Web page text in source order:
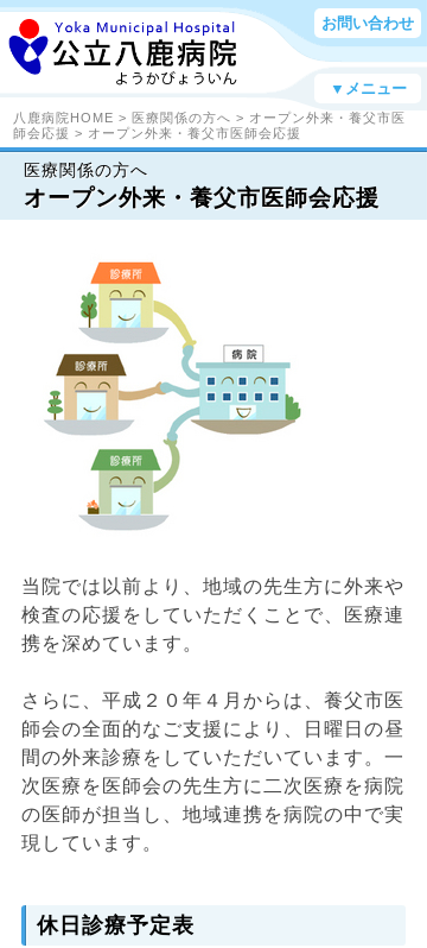
お問い合わせ
▼メニュー
八鹿病院HOME > 医療関係の方へ > オープン外来・養父市医
師会応援 > オープン外来・養父市医師会応援
医療関係の方へ
オープン外来・養父市医師会応援
当院では以前より、地域の先生方に外来や
検査の応援をしていただくことで、医療連
携を深めています。
さらに、平成２０年４月からは、養父市医
師会の全面的なご支援により、日曜日の昼
間の外来診療をしていただいています。一
次医療を医師会の先生方に二次医療を病院
の医師が担当し、地域連携を病院の中で実
現しています。
休日診療予定表